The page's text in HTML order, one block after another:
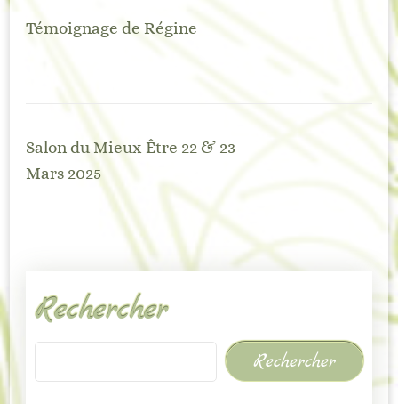
Témoignage de Régine
Salon du Mieux-Être 22 & 23
Mars 2025
Rechercher
Rechercher